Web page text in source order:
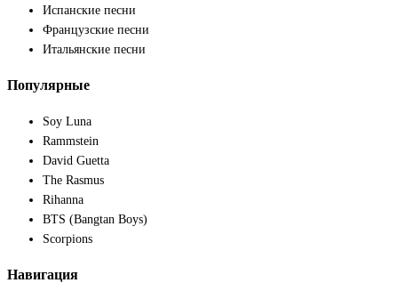
Испанские песни
Французские песни
Итальянские песни
Популярные
Soy Luna
Rammstein
David Guetta
The Rasmus
Rihanna
BTS (Bangtan Boys)
Scorpions
Навигация